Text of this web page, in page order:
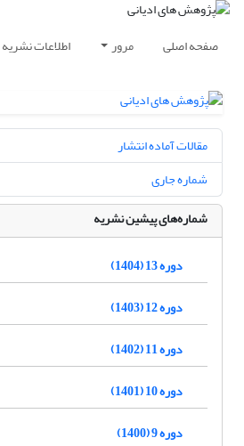
صفحه اصلی مرور اطلاعات نشریه
مقالات آماده انتشار
شماره جاری
شماره‌های پیشین نشریه
دوره 13 (1404)
دوره 12 (1403)
دوره 11 (1402)
دوره 10 (1401)
دوره 9 (1400)